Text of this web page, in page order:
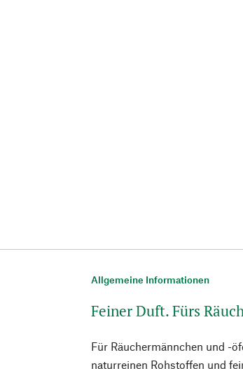
Allgemeine Informationen
Feiner Duft. Fürs
Für Räuchermännchen und -
naturreinen Rohstoffen und